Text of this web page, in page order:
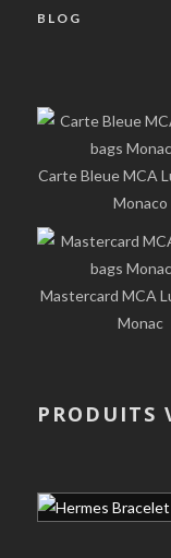
BLOG
Carte Bleue MCA
Monaco
Mastercard MCA
Monac
PRODUITS